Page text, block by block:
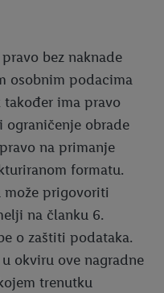
bez naknade
osobnim podacima
ima pravo
ograničenje obrade
na primanje
formatu.
može prigovoriti
na članku 6.
o zaštiti podataka.
okviru ove nagradne
trenutku